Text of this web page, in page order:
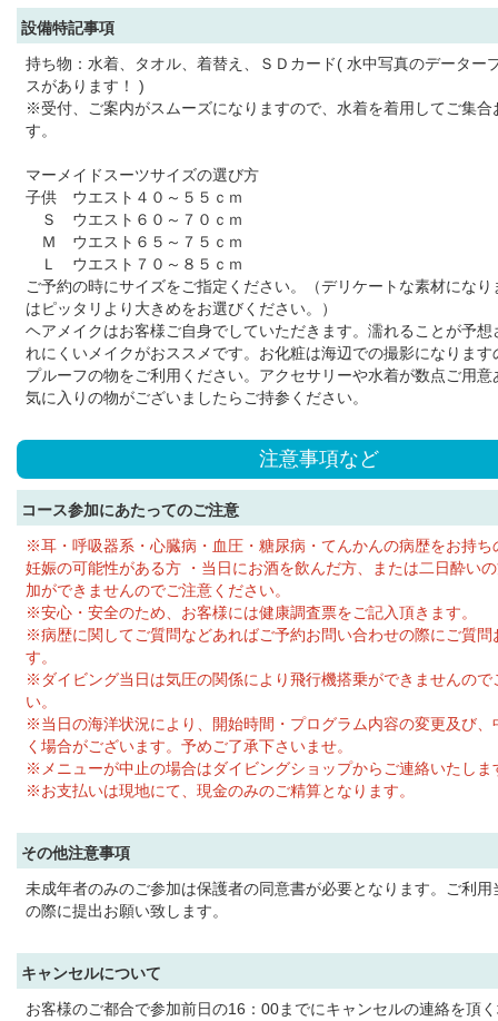
設備特記事項
持ち物：水着、タオル、着替え、ＳＤカード( 水中写真のデーター
スがあります！ )
※受付、ご案内がスムーズになりますので、水着を着用してご集合
す。
マーメイドスーツサイズの選び方
子供 ウエスト４０～５５ｃｍ
Ｓ ウエスト６０～７０ｃｍ
Ｍ ウエスト６５～７５ｃｍ
Ｌ ウエスト７０～８５ｃｍ
ご予約の時にサイズをご指定ください。（デリケートな素材になり
はピッタリより大きめをお選びください。）
ヘアメイクはお客様ご自身でしていただきます。濡れることが予想
れにくいメイクがおススメです。お化粧は海辺での撮影になります
プルーフの物をご利用ください。アクセサリーや水着が数点ご用意
気に入りの物がございましたらご持参ください。
注意事項など
コース参加にあたってのご注意
※耳・呼吸器系・心臓病・血圧・糖尿病・てんかんの病歴をお持ち
妊娠の可能性がある方 ・当日にお酒を飲んだ方、または二日酔い
加ができませんのでご注意ください。
※安心・安全のため、お客様には健康調査票をご記入頂きます。
※病歴に関してご質問などあればご予約お問い合わせの際にご質問
す。
※ダイビング当日は気圧の関係により飛行機搭乗ができませんので
い。
※当日の海洋状況により、開始時間・プログラム内容の変更及び、
く場合がございます。予めご了承下さいませ。
※メニューが中止の場合はダイビングショップからご連絡いたしま
※お支払いは現地にて、現金のみのご精算となります。
その他注意事項
未成年者のみのご参加は保護者の同意書が必要となります。ご利用
の際に提出お願い致します。
キャンセルについて
お客様のご都合で参加前日の16：00までにキャンセルの連絡を頂